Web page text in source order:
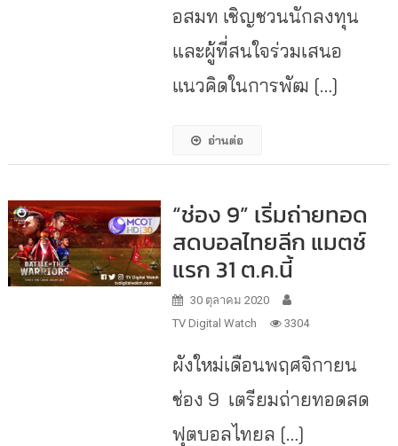
อสมท เชิญชวนนักลงทุน
และผู้ที่สนใจร่วมเสนอ
แนวคิดในการพัฒ […]
อ่านต่อ
“ช่อง 9” เริ่มถ่ายทอด
สดบอลไทยลีก แมตช์
แรก 31 ต.ค.นี้
30 ตุลาคม 2020
TV Digital Watch
3304
ผังใหม่เดือนพฤศจิกายน
ช่อง 9 เตรียมถ่ายทอดสด
ฟุตบอลไทยล […]